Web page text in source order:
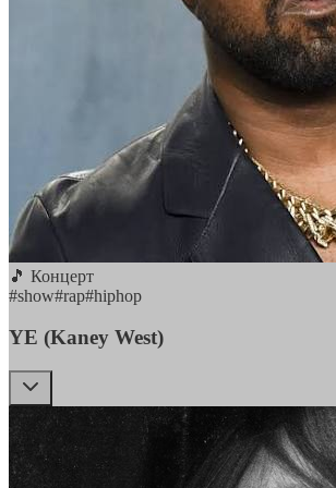
🎵 Концерт
#show#rap#hiphop
YE (Kaney West)